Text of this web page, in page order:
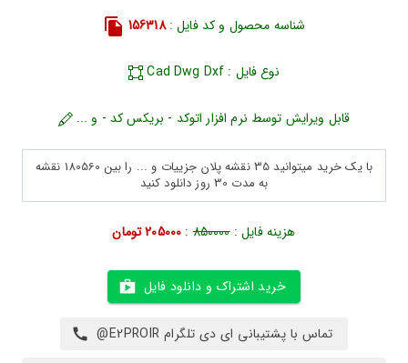
شناسه محصول و کد فایل :156318
نوع فایل : Cad Dwg Dxf
قابل ویرایش توسط نرم افزار اتوکد - بریکس کد - و ...
با یک خرید میتوانید 35 نقشه پلان جزییات و ... را بین 180560 نقشه
به مدت 30 روز دانلود کنید
هزینه فایل :850000
: 205000 تومان
خرید اشتراک و دانلود فایل
تماس با پشتیبانی ای دی تلگرام E2PROIR@